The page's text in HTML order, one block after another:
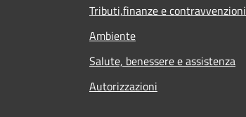
Tributi,finanze e contravvenzioni
Ambiente
Salute, benessere e assistenza
Autorizzazioni